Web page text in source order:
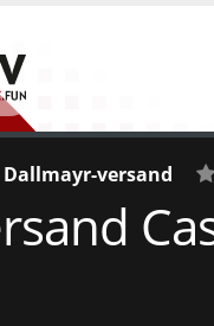
Dallmayr-versand